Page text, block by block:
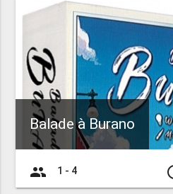
Balade à Burano
group 1 - 4